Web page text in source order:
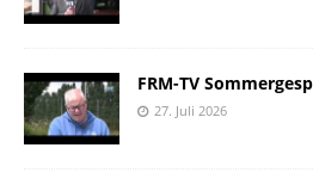
FRM-TV
27. Juli 2026